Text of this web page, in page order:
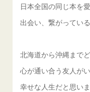
日本全国の同じ本を
出会い、繋がってい
北海道から沖縄まで
心が通い合う友人が
幸せな人生だと思いま